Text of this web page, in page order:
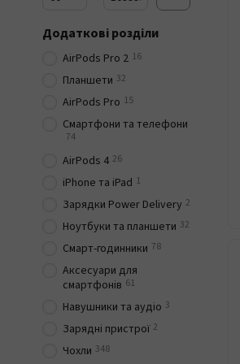
Додаткові розділи
AirPods Pro 2 16
Планшети 32
AirPods Pro 15
Смартфони та телефони
74
AirPods 4 26
iPhone та iPad 1
Зарядки Power Delivery 2
Ноутбуки та планшети 32
Смарт-годинники 78
Аксесуари для
смартфонів 61
Навушники та аудіо 3
Зарядні пристрої 2
Чохли 348